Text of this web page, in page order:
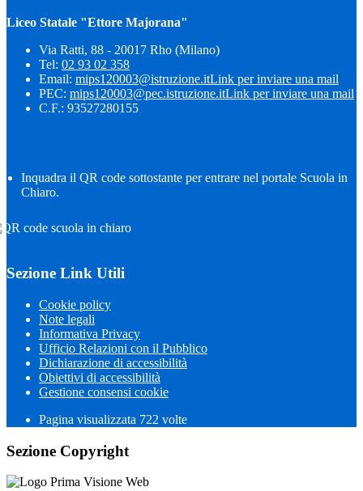
Liceo Statale "Ettore Majorana"
Via Ratti, 88 - 20017 Rho (Milano)
Tel: 02 93 02 358
Email: mips120003@istruzione.itLink per inviare una mail
PEC: mips120003@pec.istruzione.itLink per inviare una mail
C.F.: 93527280155
Inquadra il QR code sottostante per entrare nel portale Scuola in
Chiaro.
Sezione Link Utili
Cookie policy
Note legali
Informativa Privacy
Ufficio Relazioni con il Pubblico
Dichiarazione di accessibilità
Obiettivi di accessibilità
Gestione consensi cookie
Pagina visualizzata 722 volte
Sezione Copyright